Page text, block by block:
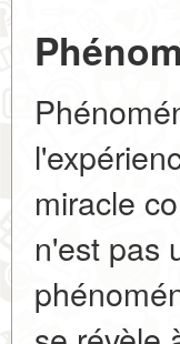
miracle
n'est pas